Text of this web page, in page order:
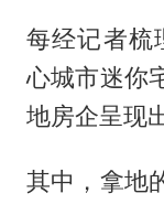
每经记者梳
心城市迷你
地房企呈现
其中，拿地